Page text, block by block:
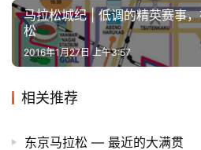
比
赛
观
察
马拉松城纪 | 低调的精英赛事
松
2016年1月27日 上午3:57
相关推荐
东京马拉松 — 最近的大满贯